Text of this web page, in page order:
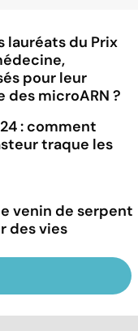
lauréats du Prix
pour leur
des microARN ?
: comment
traque les
venin de serpent
des vies